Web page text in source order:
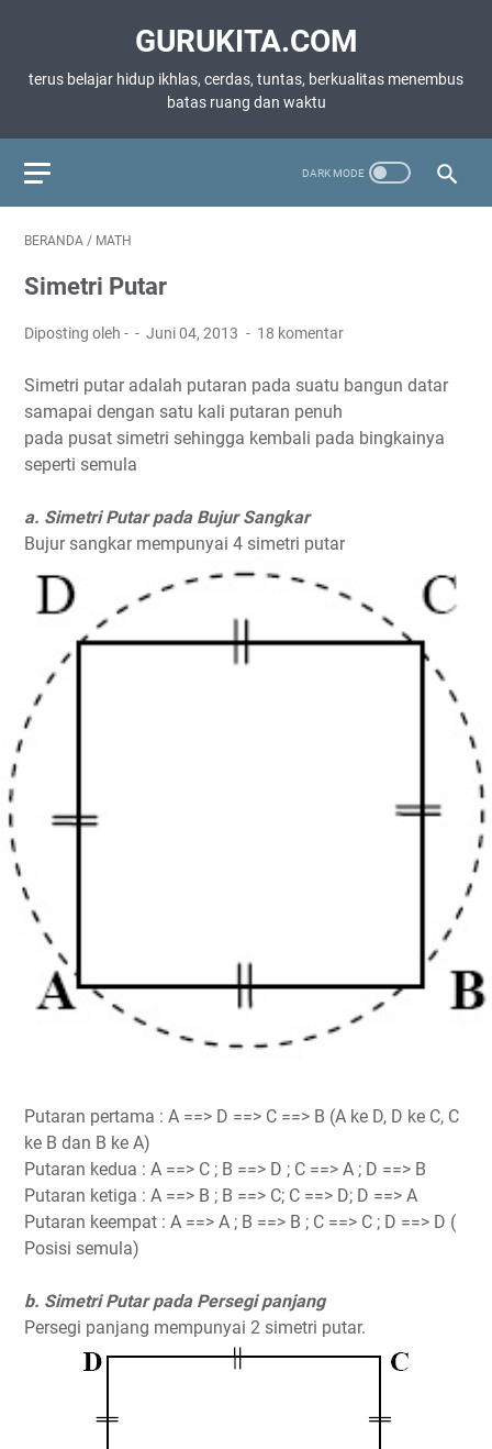
GURUKITA.COM
terus belajar hidup ikhlas, cerdas, tuntas, berkualitas menembus
batas ruang dan waktu
BERANDA / MATH
Simetri Putar
Diposting oleh - Juni 04, 2013 18 komentar
Simetri putar adalah putaran pada suatu bangun datar
samapai dengan satu kali putaran penuh
pada pusat simetri sehingga kembali pada bingkainya
seperti semula
a. Simetri Putar pada Bujur Sangkar
Bujur sangkar mempunyai 4 simetri putar
Putaran pertama : A ==> D ==> C ==> B (A ke D, D ke C, C
ke B dan B ke A)
Putaran kedua : A ==> C ; B ==> D ; C ==> A ; D ==> B
Putaran ketiga : A ==> B ; B ==> C; C ==> D; D ==> A
Putaran keempat : A ==> A ; B ==> B ; C ==> C ; D ==> D (
Posisi semula)
b. Simetri Putar pada Persegi panjang
Persegi panjang mempunyai 2 simetri putar.